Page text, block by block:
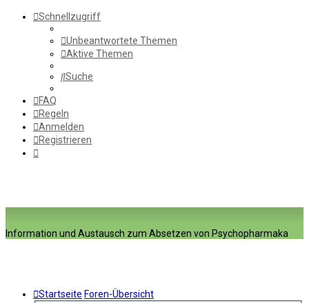
Schnellzugriff
Unbeantwortete Themen
Aktive Themen
Suche
FAQ
Regeln
Anmelden
Registrieren
Information und Austausch zum Absetzen von Psychopharmaka
Startseite Foren-Übersicht